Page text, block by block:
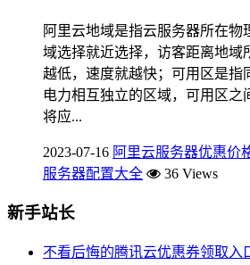
阿里云地域是指云服务器所在物
域选择就近选择，访客距离地域
越低，速度就越快；可用区是指
电力相互独立的区域，可用区之
将应...
2023-07-16 阿里云服务器优惠价
服务器配置大全
36 Views
新手站长
不看后悔的腾讯云优惠券领取入